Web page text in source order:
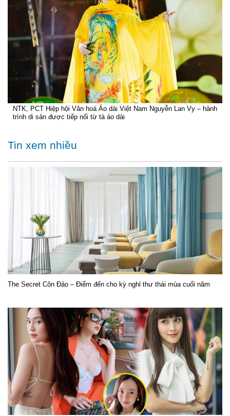
NTK, PCT Hiệp hội Văn hoá Áo dài Việt Nam Nguyễn Lan Vy – hành
trình di sản được tiếp nối từ tà áo dài
Tin xem nhiều
The Secret Côn Đảo – Điểm đến cho kỳ nghỉ thư thái mùa cuối năm